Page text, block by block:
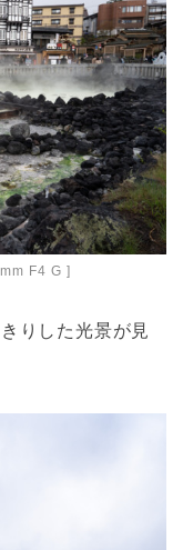
F4 G ]
りした光景が見